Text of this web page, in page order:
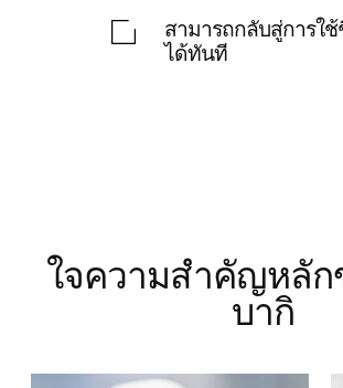
สามารถกลับสู่การใ
ได้ทันที
ใจความสำคัญหลัก
บากิ